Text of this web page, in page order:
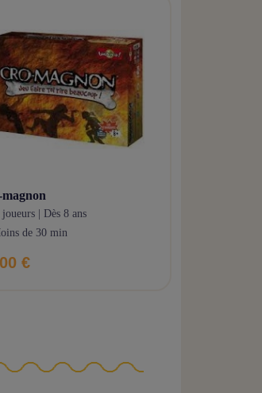
magnon
| Dès 8 ans
de 30 min
€